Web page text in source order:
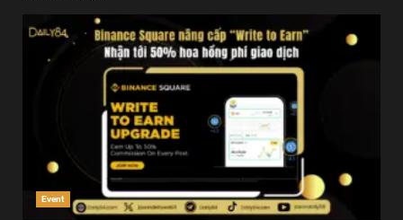
Event